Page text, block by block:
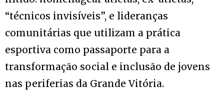
“técnicos invisíveis”, e lideranças
comunitárias que utilizam a prática
esportiva como passaporte para a
transformação social e inclusão de jovens
nas periferias da Grande Vitória.